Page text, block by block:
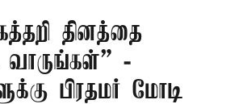
தினத்தை
-
பிரதமர் மோடி